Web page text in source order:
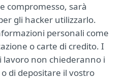
compromesso, sarà
gli hacker utilizzarlo.
personali come
o carte di credito. I
lavoro non chiederanno i
di depositare il vostro